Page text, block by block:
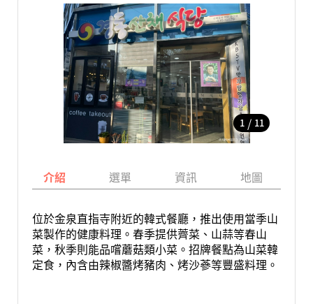
1 / 11
介紹 選單 資訊 地圖
位於金泉直指寺附近的韓式餐廳，推出使用當季山
菜製作的健康料理。春季提供薺菜、山蒜等春山
菜，秋季則能品嚐蘑菇類小菜。招牌餐點為山菜韓
定食，內含由辣椒醬烤豬肉、烤沙蔘等豐盛料理。